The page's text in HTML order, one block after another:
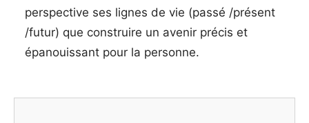
perspective ses lignes de vie (passé /présent
/futur) que construire un avenir précis et
épanouissant pour la personne.